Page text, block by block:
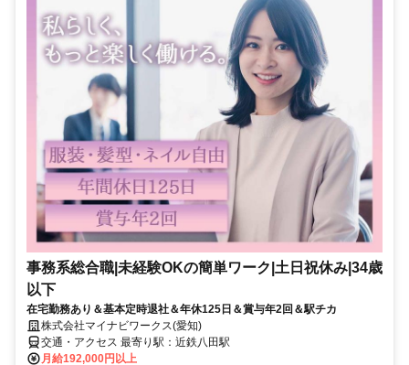
事務系総合職|未経験OKの簡単ワーク|土日祝休み|34歳
以下
在宅勤務あり＆基本定時退社＆年休125日＆賞与年2回＆駅チカ
株式会社マイナビワークス(愛知)
交通・アクセス 最寄り駅：近鉄八田駅
月給192,000円以上